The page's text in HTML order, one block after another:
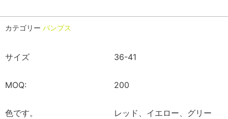
カテゴリー パンプス
サイズ 36-41
MOQ: 200
色です。
レッド、イエロー、グリー